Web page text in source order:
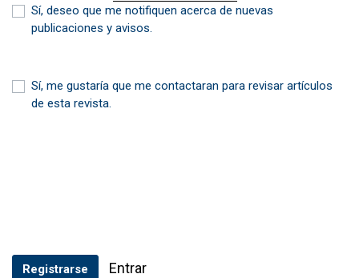
Sí, deseo que me notifiquen acerca de nuevas
publicaciones y avisos.
Sí, me gustaría que me contactaran para revisar artículos
de esta revista.
Registrarse Entrar